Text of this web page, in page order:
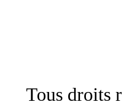
Tous